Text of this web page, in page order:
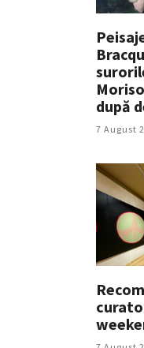
după
7 August